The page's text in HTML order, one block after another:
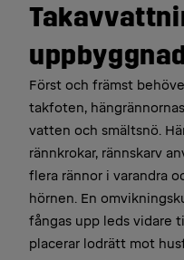
Först och främst
takfoten,
vatten och smältsnö.
rännkrokar, rännskarv
flera rännor i varandra
hörnen. En
fångas upp leds vidare
placerar lodrätt mot